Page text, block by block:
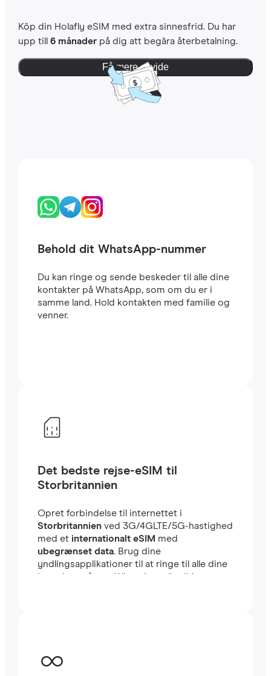
Köp din Holafly eSIM med extra sinnesfrid. Du har
upp till 6 månaderpå dig att begära återbetalning.
Få mere at vide
Behold dit WhatsApp-nummer
Du kan ringe og sende beskeder til alle dine
kontakter på WhatsApp, som om du er i
samme land. Hold kontakten med familie og
venner.
Det bedste rejse-eSIM til
Storbritannien
Opret forbindelse til internettet i
Storbritannienved 3G/4GLTE/5G-hastighed
med et internationalt eSIM med
ubegrænset data. Brug dine
yndlingsapplikationer til at ringe til alle dine
kontakter, såsom WhatsApp eller iMessage,
modtage en QR-kode i din e-mail. Scan den